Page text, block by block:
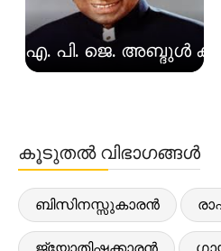
എ. പി. ജെ. അബ്ദുൾ
കൂടുതൽ വിഭാഗങ്ങൾ
ബിസിനസ്സുകാരൻ